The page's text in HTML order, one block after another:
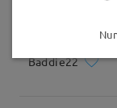
Baddie22